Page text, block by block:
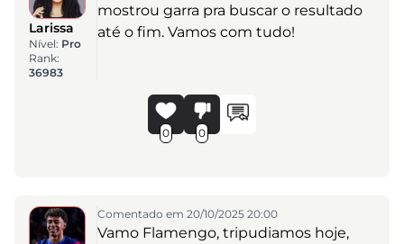
Larissa
Nível: Pro
Rank:
36983
mostrou garra pra buscar o resultado
até o fim. Vamos com tudo!
0 0
Comentado em 20/10/2025 20:00
Vamo Flamengo, tripudiamos hoje,